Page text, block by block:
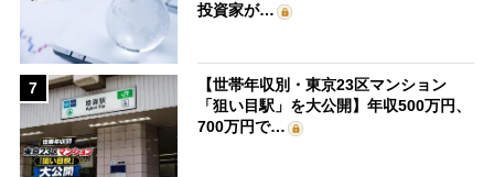
投資家が…
7
【世帯年収別・東京23区マンション
「狙い目駅」を大公開】年収500万円、
700万円で…